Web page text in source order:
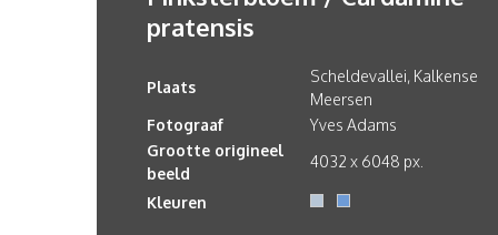
pratensis
Plaats
Scheldevallei, Kalkense
Meersen
Fotograaf
Yves Adams
Grootte origineel
beeld
4032 x 6048 px.
Kleuren